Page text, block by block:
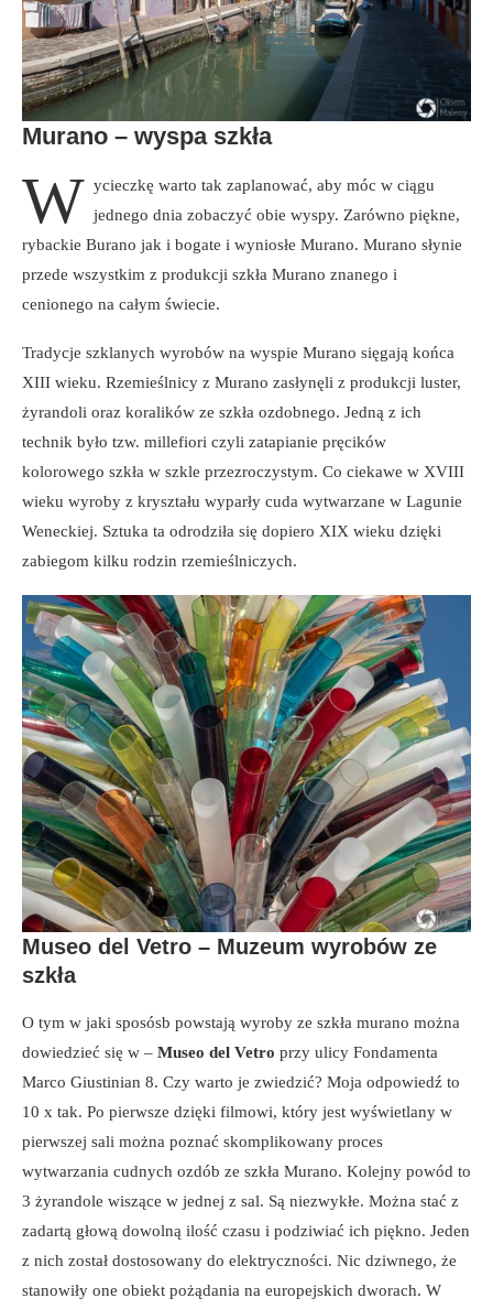
Murano – wyspa szkła
W ycieczkę warto tak zaplanować, aby móc w ciągu
jednego dnia zobaczyć obie wyspy. Zarówno piękne,
rybackie Burano jak i bogate i wyniosłe Murano. Murano słynie
przede wszystkim z produkcji szkła Murano znanego i
cenionego na całym świecie.
Tradycje szklanych wyrobów na wyspie Murano sięgają końca
XIII wieku. Rzemieślnicy z Murano zasłynęli z produkcji luster,
żyrandoli oraz koralików ze szkła ozdobnego. Jedną z ich
technik było tzw. millefiori czyli zatapianie pręcików
kolorowego szkła w szkle przezroczystym. Co ciekawe w XVIII
wieku wyroby z kryształu wyparły cuda wytwarzane w Lagunie
Weneckiej. Sztuka ta odrodziła się dopiero XIX wieku dzięki
zabiegom kilku rodzin rzemieślniczych.
Museo del Vetro – Muzeum wyrobów ze
szkła
O tym w jaki sposósb powstają wyroby ze szkła murano można
dowiedzieć się w – Museo del Vetro przy ulicy Fondamenta
Marco Giustinian 8. Czy warto je zwiedzić? Moja odpowiedź to
10 x tak. Po pierwsze dzięki filmowi, który jest wyświetlany w
pierwszej sali można poznać skomplikowany proces
wytwarzania cudnych ozdób ze szkła Murano. Kolejny powód to
3 żyrandole wiszące w jednej z sal. Są niezwykłe. Można stać z
zadartą głową dowolną ilość czasu i podziwiać ich piękno. Jeden
z nich został dostosowany do elektryczności. Nic dziwnego, że
stanowiły one obiekt pożądania na europejskich dworach. W